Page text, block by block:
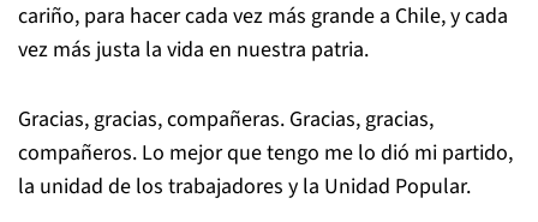
cariño, para hacer cada vez más grande a Chile, y cada
vez más justa la vida en nuestra patria.
Gracias, gracias, compañeras. Gracias, gracias,
compañeros. Lo mejor que tengo me lo dió mi partido,
la unidad de los trabajadores y la Unidad Popular.